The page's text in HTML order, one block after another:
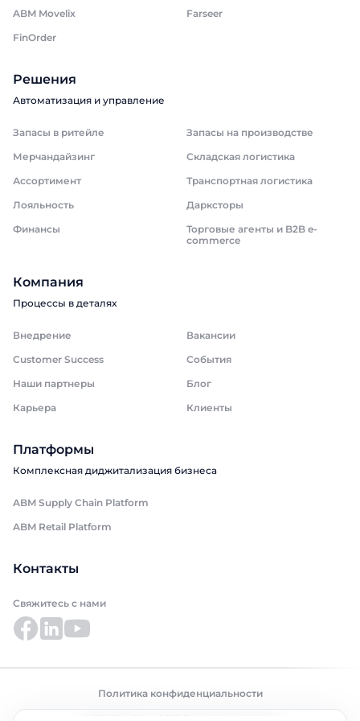
ABM Movelix
Farseer
FinOrder
Решения
Автоматизация и управление
Запасы в ритейле
Запасы на производстве
Мерчандайзинг
Складская логистика
Ассортимент
Транспортная логистика
Лояльность
Дарксторы
Финансы
Торговые агенты и B2B e-
commerce
Компания
Процессы в деталях
Внедрение
Вакансии
Customer Success
События
Наши партнеры
Блог
Карьера
Клиенты
Платформы
Комплексная диджитализация бизнеса
ABM Supply Chain Platform
ABM Retail Platform
Контакты
Свяжитесь с нами
Политика конфиденциальности
Заказать звонок
Поговорите с нашим экспертом уже
Спасибо за обращение.
Мы ценим, что вы заинтересовались
именно нашими продуктами. Один из
наших сотрудников свяжется с вами в
Спасибо за обращение.
Мы ценим, что вы заинтересовались
именно нашими продуктами. Один из
наших сотрудников свяжется с вами в